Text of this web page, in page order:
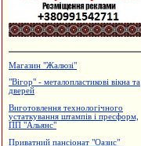
Магазин "Жалюзі"
"Вігор" - металопластикові вікна та
дверей
Виготовлення технологічного
устаткування штампів і пресформ,
ПП "Альянс"
Приватний пансіонат "Оазис"